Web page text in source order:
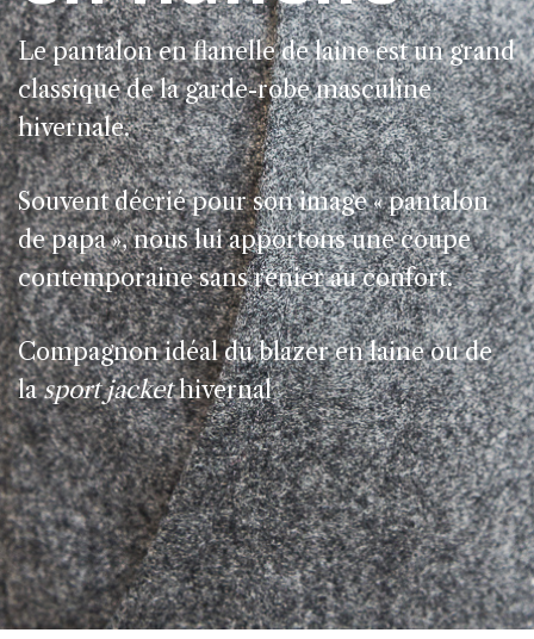
Le pantalon en flanelle de laine est un grand
classique de la garde-robe masculine
hivernale.
Souvent décrié pour son image « pantalon
de papa », nous lui apportons une coupe
contemporaine sans renier au confort.
Compagnon idéal du blazer en laine ou de
lasport jackethivernal